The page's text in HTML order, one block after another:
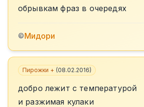
обрывкам фраз в очередях
©Мидори
Пирожки + (08.02.2016)
добро лежит с температурой
и разжимая кулаки